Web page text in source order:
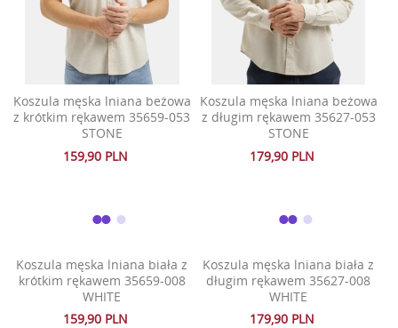
Koszula męska lniana beżowa
z krótkim rękawem 35659-053
STONE
159,90 PLN
Koszula męska lniana beżowa
z długim rękawem 35627-053
STONE
179,90 PLN
Koszula męska lniana biała z
krótkim rękawem 35659-008
WHITE
159,90 PLN
Koszula męska lniana biała z
długim rękawem 35627-008
WHITE
179,90 PLN